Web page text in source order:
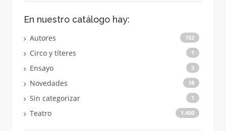
En nuestro catálogo hay:
Autores 152
Circo y títeres 1
Ensayo 3
Novedades 18
Sin categorizar 1
Teatro 1.400